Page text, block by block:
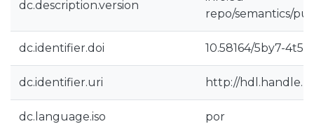
dc.description.version
repo/semantics/
dc.identifier.doi 10.58164/5by7-4t51
dc.identifier.uri http://
dc.language.iso por